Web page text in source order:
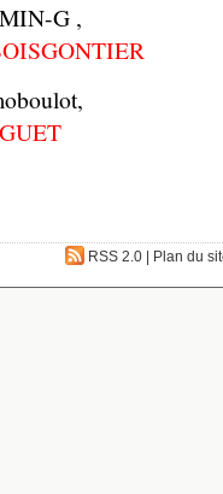
G ,
RSS 2.0 Plan du